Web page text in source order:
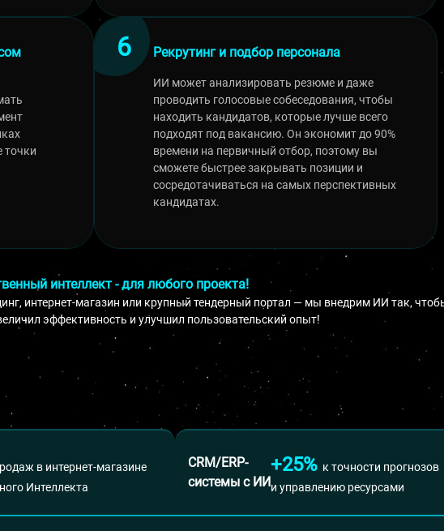
точки
Рекрутинг и подбор персонала
ИИ может анализировать резюме и даже
проводить голосовые собеседования, чтобы
находить кандидатов, которые лучше всего
подходят под вакансию. Он экономит до 90%
времени на первичный отбор, поэтому вы
сможете быстрее закрывать позиции и
сосредотачиваться на самых перспективных
кандидатах.
интеллект - для любого проекта!
интернет-магазин или крупный тендерный портал — мы внедрим ИИ так,
эффективность и улучшил пользовательский опыт!
в интернет-магазине
Интеллекта
CRM/ERP-
системы с ИИ
+25% к точности прогнозов
и управлению ресурсами